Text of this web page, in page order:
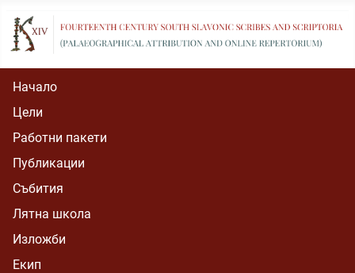
Начало
Цели
Работни пакети
Публикации
Събития
Лятна школа
Изложби
Екип